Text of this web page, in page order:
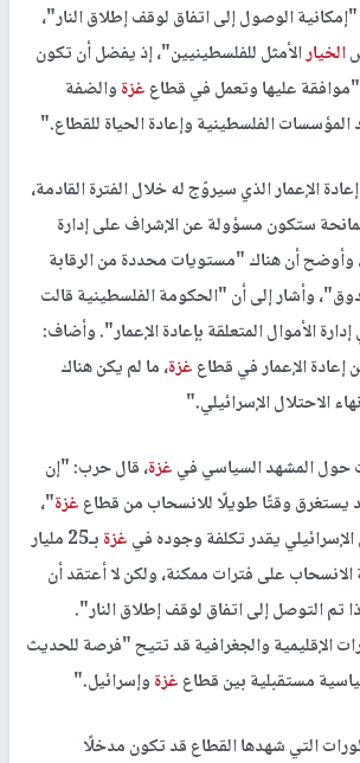
الوصول إلى اتفاق لوقف إطلاق النار"،
الخيارالأمثل للفلسطينيين"، إذ يفضل أن تكون
عليها وتعمل في قطاعغزةوالضفة
الفلسطينية وإعادة الحياة للقطاع".
الإعمار الذي سيروّج له خلال الفترة القادمة،
ستكون مسؤولة عن الإشراف على إدارة
وأوضح أن هناك "مستويات محددة من الرقابة
وأشار إلى أن "الحكومة الفلسطينية قالت
الأموال المتعلقة بإعادة الإعمار". وأضاف:
الإعمار في قطاعغزة، ما لم يكن هناك
الاحتلال الإسرائيلي".
حول المشهد السياسي فيغزة، قال حرب: "إن
يستغرق وقتًا طويلًا للانسحاب من قطاعغزة"،
يقدر تكلفة وجوده فيغزة
بـ25 مليار
على فترات ممكنة، ولكن لا أعتقد أن
تم التوصل إلى اتفاق لوقف إطلاق النار".
الإقليمية والجغرافية قد تتيح "فرصة للحديث
مستقبلية بين قطاعغزةوإسرائيل".
التي شهدها القطاع قد تكون مدخلًا